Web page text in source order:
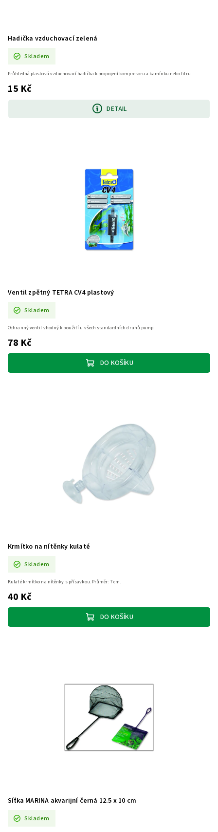
Hadička vzduchovací zelená
Skladem
15 Kč
DETAIL
Průhledná plastová vzduchovací hadička k propojení kompresoru a kamínku nebo fitru
Ventil zpětný TETRA CV4 plastový
Skladem
78 Kč
DO KOŠÍKU
Ochranný ventil vhodný k použití u všech standardních druhů pump.
Krmítko na nítěnky kulaté
Skladem
40 Kč
DO KOŠÍKU
Kulaté krmítko na nítěnky s přísavkou. Průměr: 7 cm.
Síťka MARINA akvarijní černá 12.5 x 10 cm
Skladem